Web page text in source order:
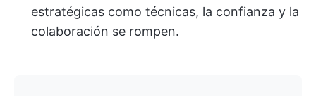
estratégicas como técnicas, la confianza y la
colaboración se rompen.